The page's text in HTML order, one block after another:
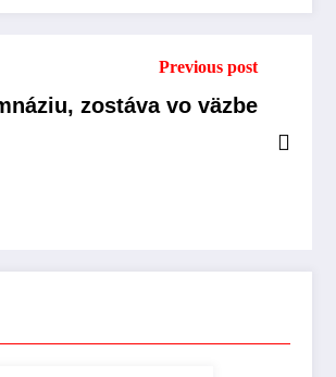
Previous post
zostáva vo väzbe